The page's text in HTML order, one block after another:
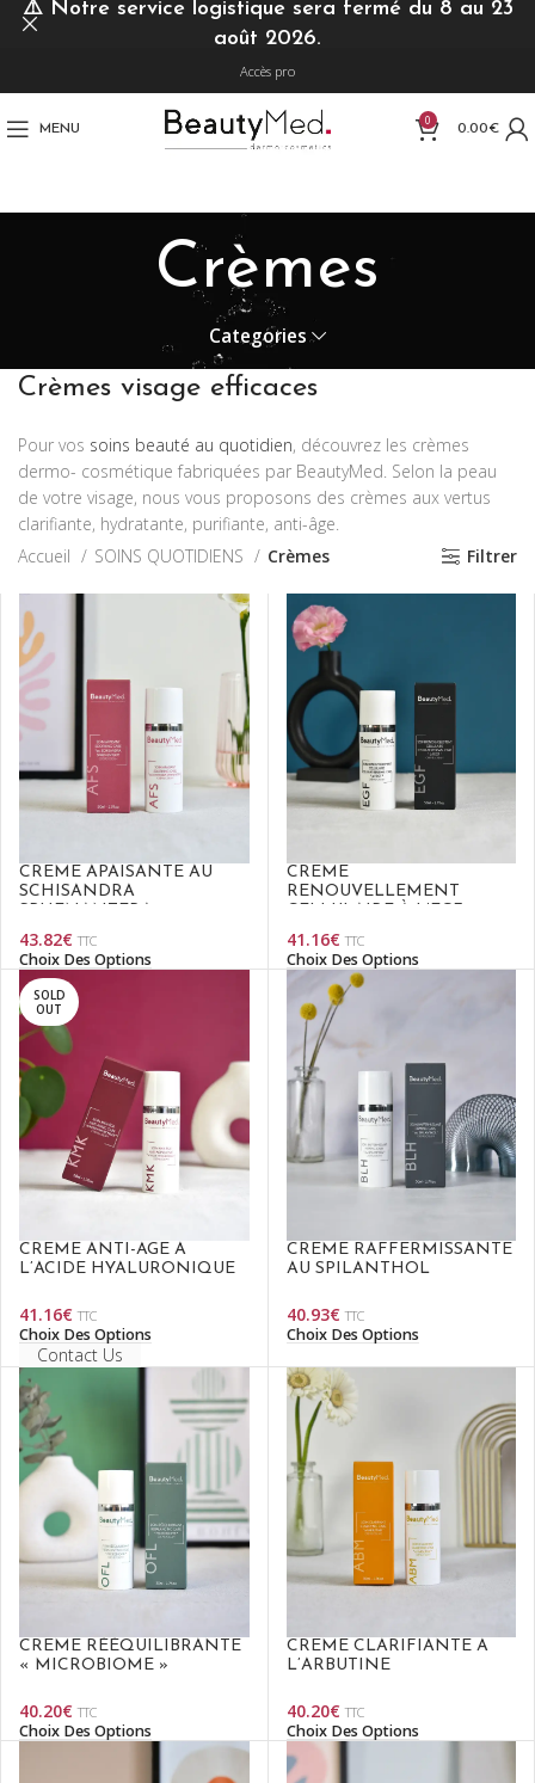
Accès pro
MENU
0
0.00€
Crèmes
Categories
Crèmes visage efficaces
Pour vos soins beauté au quotidien, découvrez les crèmes
dermo- cosmétique fabriquées par BeautyMed. Selon la peau
de votre visage, nous vous proposons des crèmes aux vertus
clarifiante, hydratante, purifiante, anti-âge.
Accueil
SOINS QUOTIDIENS Crèmes Filtrer
CRÈME APAISANTE AU
SCHISANDRA
43.82€ TTC
Choix Des Options
CRÈME
RENOUVELLEMENT
41.16€ TTC
Choix Des Options
SOLD
OUT
CRÈME ANTI-ÂGE À
L’ACIDE HYALURONIQUE
41.16€ TTC
Choix Des Options
Contact Us
CRÈME RAFFERMISSANTE
AU SPILANTHOL
40.93€ TTC
Choix Des Options
CRÈME RÉÉQUILIBRANTE
« MICROBIOME »
40.20€ TTC
Choix Des Options
CRÈME CLARIFIANTE À
L’ARBUTINE
40.20€ TTC
Choix Des Options
⚠️ Notre service logistique sera fermé du 8 au 23
août 2026.